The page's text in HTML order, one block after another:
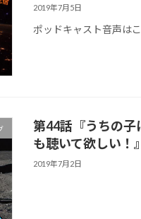
2019年7月5日
ポッドキャスト音声は
第44話『うちの子
も聴いて欲しい！』
2019年7月2日